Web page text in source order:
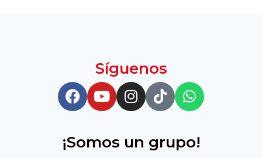
Síguenos
¡Somos un grupo!